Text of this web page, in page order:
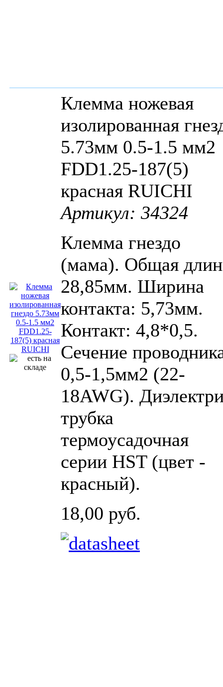
Клемма ножевая
изолированная
5.73мм 0.5-1.5 мм2
FDD1.25-187(5)
красная RUICHI
Артикул: 34324
Клемма гнездо
(мама). Общая
28,85мм. Ширина
контакта: 5,73мм.
Контакт: 4,8*0,5.
Сечение
0,5-1,5мм2 (22-
18AWG).
трубка
термоусадочная
серии HST (цвет -
красный).
18,00 руб.